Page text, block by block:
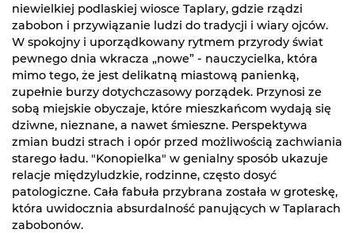
niewielkiej podlaskiej wiosce Taplary, gdzie rządzi
zabobon i przywiązanie ludzi do tradycji i wiary ojców.
W spokojny i uporządkowany rytmem przyrody świat
pewnego dnia wkracza „nowe” - nauczycielka, która
mimo tego, że jest delikatną miastową panienką,
zupełnie burzy dotychczasowy porządek. Przynosi ze
sobą miejskie obyczaje, które mieszkańcom wydają się
dziwne, nieznane, a nawet śmieszne. Perspektywa
zmian budzi strach i opór przed możliwością zachwiania
starego ładu. "Konopielka" w genialny sposób ukazuje
relacje międzyludzkie, rodzinne, często dosyć
patologiczne. Cała fabuła przybrana została w groteskę,
która uwidocznia absurdalność panujących w Taplarach
zabobonów.